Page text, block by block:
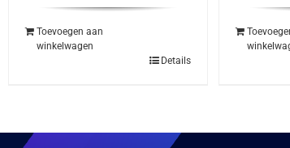
Toevoegen aan
winkelwagen
Details